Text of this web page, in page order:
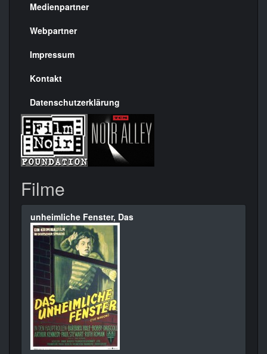
Menülinks
rechte
Seite
Medienpartner
Webpartner
Impressum
Kontakt
Datenschutzerklärung
Filme
unheimliche Fenster, Das